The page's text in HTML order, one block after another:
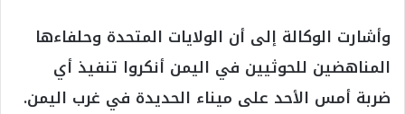
وأشارت الوكالة إلى أن الولايات المتحدة وحلفاءها
المناهضين للحوثيين في اليمن أنكروا تنفيذ أي
ضربة أمس الأحد على ميناء الحديدة في غرب اليمن.